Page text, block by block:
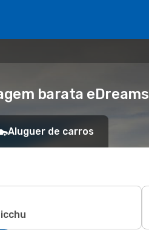
barata eDreams
Aluguer de carros